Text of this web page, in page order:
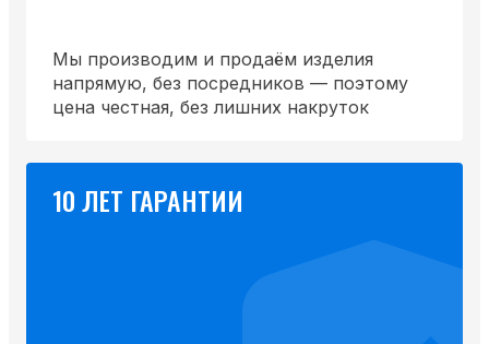
Мы производим и продаём изделия
напрямую, без посредников — поэтому
цена честная, без лишних накруток
10 ЛЕТ ГАРАНТИИ